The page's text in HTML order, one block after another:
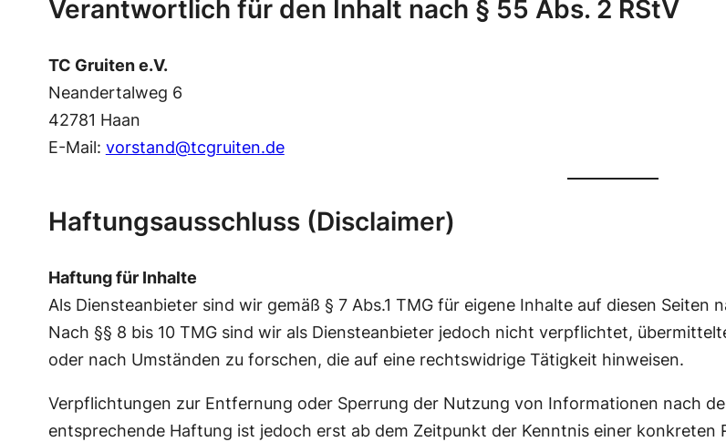
Verantwortlich für den Inhalt nach § 55 Abs. 2 RStV
TC Gruiten e.V.
Neandertalweg 6
42781 Haan
E-Mail: vorstand@tcgruiten.de
Haftungsausschluss (Disclaimer)
Haftung für Inhalte
Als Diensteanbieter sind wir gemäß § 7 Abs.1 TMG für eigene Inhalte auf diesen
Nach §§ 8 bis 10 TMG sind wir als Diensteanbieter jedoch nicht verpflichtet,
oder nach Umständen zu forschen, die auf eine rechtswidrige Tätigkeit hinweisen.
Verpflichtungen zur Entfernung oder Sperrung der Nutzung von Informationen nach
entsprechende Haftung ist jedoch erst ab dem Zeitpunkt der Kenntnis einer